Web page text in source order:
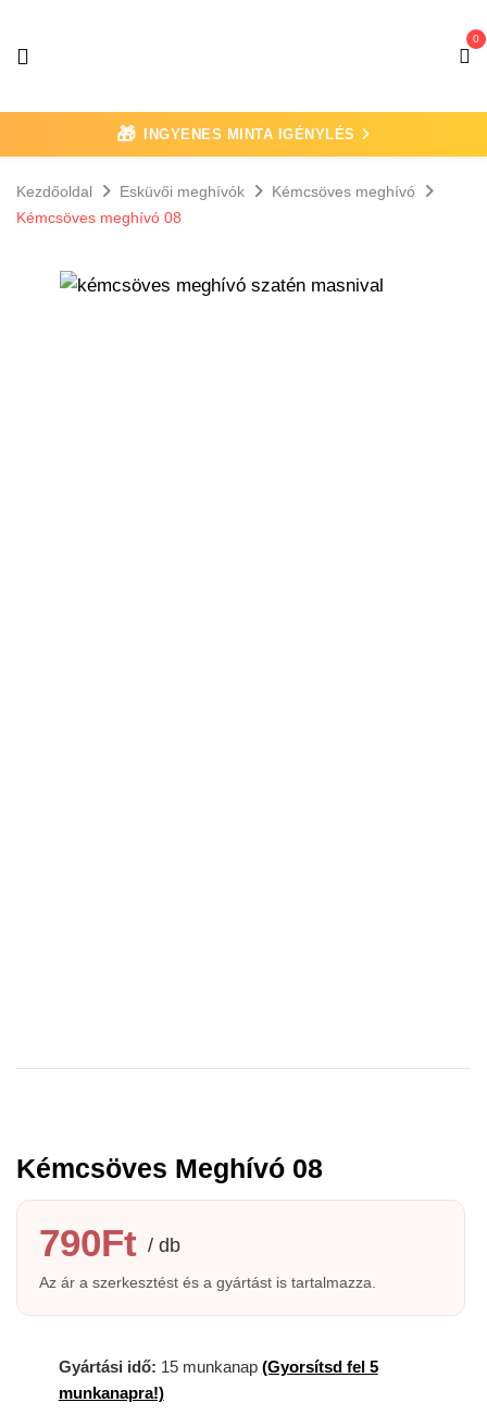
0
🎁 INGYENES MINTA IGÉNYLÉS
Kezdőoldal Esküvői meghívók
Kémcsöves meghívó
Kémcsöves meghívó 08
Kémcsöves Meghívó 08
790Ft
Gyártási idő: 15 munkanap (Gyorsítsd fel 5
munkanapra!)